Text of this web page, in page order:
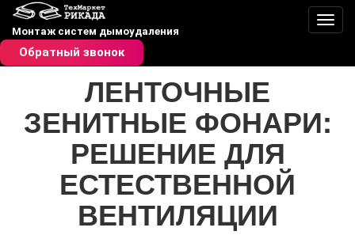
Монтаж систем дымоудаления
Обратный звонок
ЛЕНТОЧНЫЕ
ЗЕНИТНЫЕ ФОНАРИ:
РЕШЕНИЕ ДЛЯ
ЕСТЕСТВЕННОЙ
ВЕНТИЛЯЦИИ